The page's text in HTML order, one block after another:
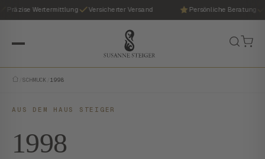
Präzise Wertermittlung Versicherter Versand Persönliche Beratung
SCHMUCK /1998
AUS DEM HAUS STEIGER
1998